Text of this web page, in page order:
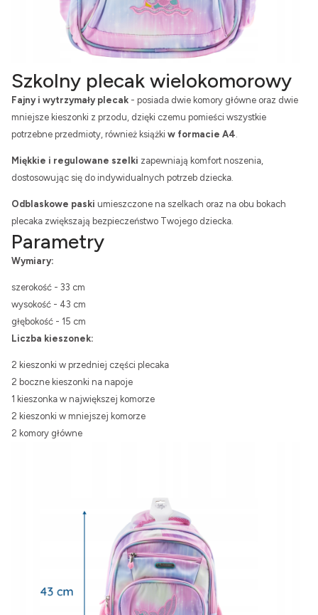
Szkolny plecak wielokomorowy
Fajny i wytrzymały plecak - posiada dwie komory główne oraz dwie
mniejsze kieszonki z przodu, dzięki czemu pomieści wszystkie
potrzebne przedmioty, również książki w formacie A4.
Miękkie i regulowane szelki zapewniają komfort noszenia,
dostosowując się do indywidualnych potrzeb dziecka.
Odblaskowe paski umieszczone na szelkach oraz na obu bokach
plecaka zwiększają bezpieczeństwo Twojego dziecka.
Parametry
Wymiary:
szerokość - 33 cm
wysokość - 43 cm
głębokość - 15 cm
Liczba kieszonek:
2 kieszonki w przedniej części plecaka
2 boczne kieszonki na napoje
1 kieszonka w największej komorze
2 kieszonki w mniejszej komorze
2 komory główne